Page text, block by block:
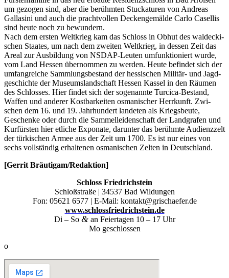
um gezo­gen sind, aber die berühm­ten Stu­cka­tu­ren von Andre­as
Gallasi­ni und auch die pracht­vol­len Decken­ge­mäl­de Car­lo Casel­lis
sind heu­te noch zu bewun­dern.
Nach dem ers­ten Welt­krieg kam das Schloss in Obhut des wal­de­cki­
schen Staa­tes, um nach dem zwei­ten Welt­krieg, in des­sen Zeit das
Are­al zur Aus­bil­dung von NSDAP-Leu­ten umfunk­tio­niert wur­de,
vom Land Hes­sen über­nom­men zu wer­den. Heu­te befin­det sich der
umfang­rei­che Samm­lungs­be­stand der hes­si­schen Mili­tär- und Jagd­
ge­schich­te der Muse­ums­land­schaft Hes­sen Kas­sel in den Räu­men
des Schlos­ses. Hier fin­det sich der soge­nann­te Tur­ci­ca-Bestand,
Waf­fen und ande­rer Kost­bar­kei­ten osma­ni­scher Herr­kunft. Zwi­
schen dem 16. und 19. Jahr­hun­dert lan­de­ten als Kriegs­beu­te,
Geschen­ke oder durch die Sam­mel­lei­den­schaft der Land­gra­fen und
Kur­fürs­ten hier etli­che Expo­na­te, dar­un­ter das berühm­te Audi­enz­zelt
der tür­ki­schen Armee aus der Zeit um 1700. Es ist nur eines von
sechs voll­stän­dig erhal­te­nen osma­ni­schen Zel­ten in Deutschland.
[Ger­rit Bräutigam/Redaktion]
Schloss Fried­rich­stein
Schloß­stra­ße | 34537 Bad Wil­dun­gen
Fon: 05621 6577| E‑Mail: kontakt@grischaefer.de
www.schlossfriedrichstein.de
Di – So &an Fei­er­ta­gen 10 – 17 Uhr
Mo geschlos­sen
o